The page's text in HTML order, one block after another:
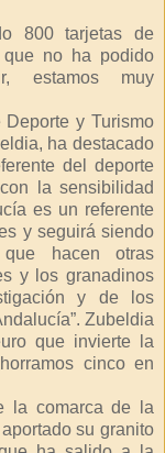
800 tarjetas de
que no ha podido
estamos muy
y Turismo
ha destacado
del deporte
la sensibilidad
es un referente
y seguirá siendo
hacen otras
y los granadinos
y de los
Zubeldia
que invierte la
cinco en
la comarca de la
su granito